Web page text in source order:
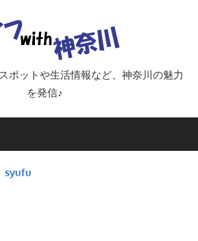
イ
with
ポットや生活情報など、神奈川の魅力
を発信♪
syufu